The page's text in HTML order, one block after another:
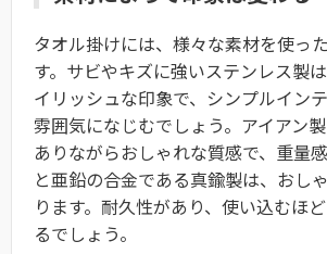
タオル掛けには、様々な素材を使っ
す。サビやキズに強いステンレス製
イリッシュな印象で、シンプルイン
雰囲気になじむでしょう。アイアン
ありながらおしゃれな質感で、重量
と亜鉛の合金である真鍮製は、おし
ります。耐久性があり、使い込むほ
るでしょう。